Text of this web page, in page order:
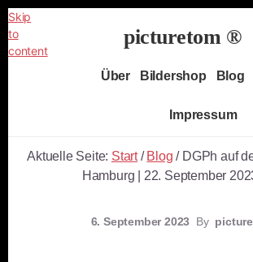
Skip
to
content
picturetom ®
Independent
Über Bildershop Blog
Impressum
Aktuelle Seite: Start / Blog /DGPh auf
Hamburg | 22. September
6. September 2023 By